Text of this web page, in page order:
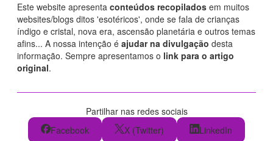
Este website apresenta conteúdos recopilados em muitos
websites/blogs ditos 'esotéricos', onde se fala de crianças
índigo e cristal, nova era, ascensão planetária e outros temas
afins... A nossa intenção é ajudar na divulgação desta
informação. Sempre apresentamos o link para o artigo
original.
Partilhar nas redes sociais
Facebook
X (Twitter) LinkedIn